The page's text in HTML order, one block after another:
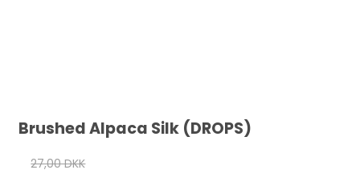
Brushed Alpaca Silk (DROPS)
27,00 DKK